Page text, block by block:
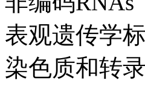
表观遗传学
染色质和转录